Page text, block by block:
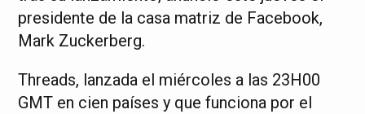
presidente de la casa matriz de Facebook,
Mark Zuckerberg.
Threads, lanzada el miércoles a las 23H00
GMT en cien países y que funciona por el